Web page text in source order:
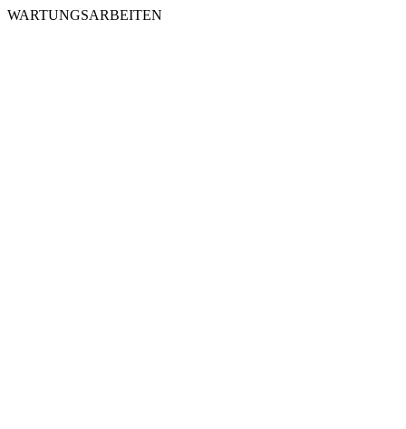
WARTUNGSARBEITEN